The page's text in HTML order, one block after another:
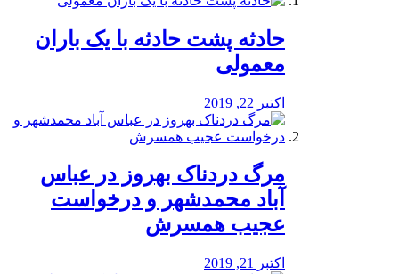
️حادثه پشت حادثه با یک باران
معمولی
اکتبر 22, 2019
مرگ دردناک بهروز در عباس
آباد محمدشهر و درخواست
عجیب همسرش
اکتبر 21, 2019